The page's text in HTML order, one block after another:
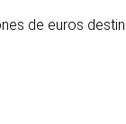
de euros